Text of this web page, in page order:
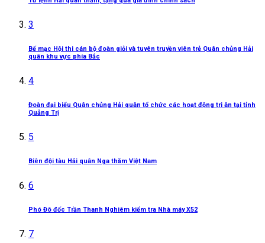
3
Bế mạc Hội thi cán bộ đoàn giỏi và tuyên truyền viên trẻ Quân chủng Hải
quân khu vực phía Bắc
4
Đoàn đại biểu Quân chủng Hải quân tổ chức các hoạt động tri ân tại tỉnh
Quảng Trị
5
Biên đội tàu Hải quân Nga thăm Việt Nam
6
Phó Đô đốc Trần Thanh Nghiêm kiểm tra Nhà máy X52
7